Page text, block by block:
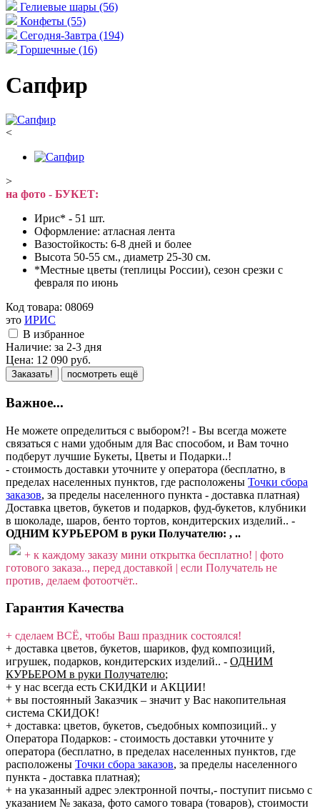
Гелиевые шары (56)
Конфеты (55)
Сегодня-Завтра (194)
Горшечные (16)
Сапфир
<
>
на фото - БУКЕТ:
Ирис* - 51 шт.
Оформление: атласная лента
Вазостойкость: 6-8 дней и более
Высота 50-55 см., диаметр 25-30 см.
*Местные цветы (теплицы России), сезон срезки с
февраля по июнь
Код товара: 08069
это ИРИС
В избранное
Наличие: за 2-3 дня
Цена: 12 090 руб.
Заказать! посмотреть ещё
Важное...
Не можете определиться с выбором?! - Вы всегда можете
связаться с нами удобным для Вас способом, и Вам точно
подберут лучшие Букеты, Цветы и Подарки..!
- стоимость доставки уточните у оператора (бесплатно, в
пределах населенных пунктов, где расположены Точки сбора
заказов, за пределы населенного пункта - доставка платная)
Доставка цветов, букетов и подарков, фуд-букетов, клубники
в шоколаде, шаров, бенто тортов, кондитерских изделий.. -
ОДНИМ КУРЬЕРОМ в руки Получателю: , ..
+ к каждому заказу мини открытка бесплатно! | фото
готового заказа.., перед доставкой | если Получатель не
против, делаем фотоотчёт..
Гарантия Качества
+ сделаем ВСЁ, чтобы Ваш праздник состоялся!
+ доставка цветов, букетов, шариков, фуд композиций,
игрушек, подарков, кондитерских изделий.. - ОДНИМ
КУРЬЕРОМ в руки Получателю;
+ у нас всегда есть СКИДКИ и АКЦИИ!
+ вы постоянный Заказчик – значит у Вас накопительная
система СКИДОК!
+ доставка: цветов, букетов, съедобных композиций.. у
Оператора Подарков: - стоимость доставки уточните у
оператора (бесплатно, в пределах населенных пунктов, где
расположены Точки сбора заказов, за пределы населенного
пункта - доставка платная);
+ на указанный адрес электронной почты,- поступит письмо с
указанием № заказа, фото самого товара (товаров), стоимости